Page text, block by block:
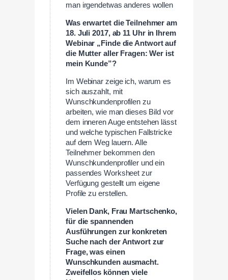
man irgendetwas anderes wollen
Was erwartet die Teilnehmer am
18. Juli 2017, ab 11 Uhr in Ihrem
Webinar „ Finde die Antwort auf
die Mutter aller Fragen: Wer ist
mein Kunde”?
Im Webinar zeige ich, warum es
sich auszahlt, mit
Wunschkundenprofilen zu
arbeiten, wie man dieses Bild vor
dem inneren Auge entstehen lässt
und welche typischen Fallstricke
auf dem Weg lauern. Alle
Teilnehmer bekommen den
Wunschkundenprofiler und ein
passendes Worksheet zur
Verfügung gestellt um eigene
Profile zu erstellen.
Vielen Dank, Frau Martschenko,
für die spannenden
Ausführungen zur konkreten
Suche nach der Antwort zur
Frage, was einen
Wunschkunden ausmacht.
Zweifellos können viele